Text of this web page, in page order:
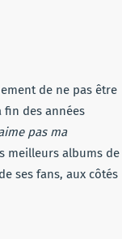
de ne pas être
fin des années
pas ma
meilleurs albums de
ses fans, aux côtés